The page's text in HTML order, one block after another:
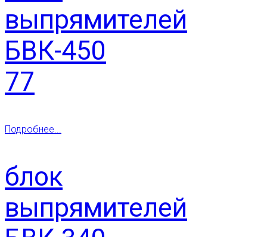
выпрямителей
БВК-450
77
Подробнее...
блок
выпрямителей